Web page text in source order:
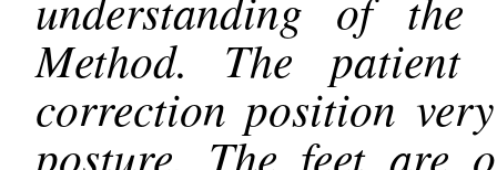
Method. The
correction position
posture. The feet are